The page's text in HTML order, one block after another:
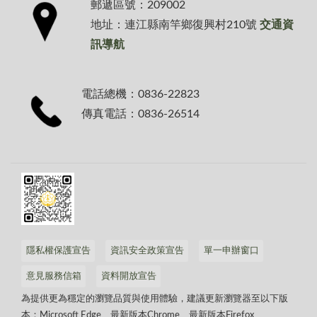
郵遞區號：209002
地址：連江縣南竿鄉復興村210號 交通資
訊導航
電話總機：0836-22823
傳真電話：0836-26514
隱私權保護宣告 資訊安全政策宣告 單一申辦窗口
意見服務信箱 資料開放宣告
為提供更為穩定的瀏覽品質與使用體驗，建議更新瀏覽器至以下版